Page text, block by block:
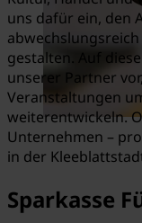
uns dafür ein, den
gestalten. Auf
unserer Partner
Veranstaltungen
weiterentwickeln.
Unternehmen –
in der
Sparkasse